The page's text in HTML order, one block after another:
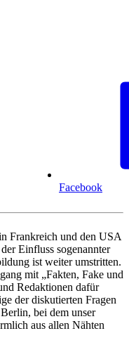
Facebook
Frankreich und den USA
Einfluss sogenannter
ist weiter umstritten.
mit „Fakten, Fake und
Redaktionen dafür
der diskutierten Fragen
bei dem unser
aus allen Nähten